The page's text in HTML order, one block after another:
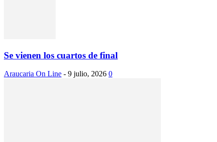
Se vienen los cuartos de final
Araucaria On Line - 9 julio, 2026 0